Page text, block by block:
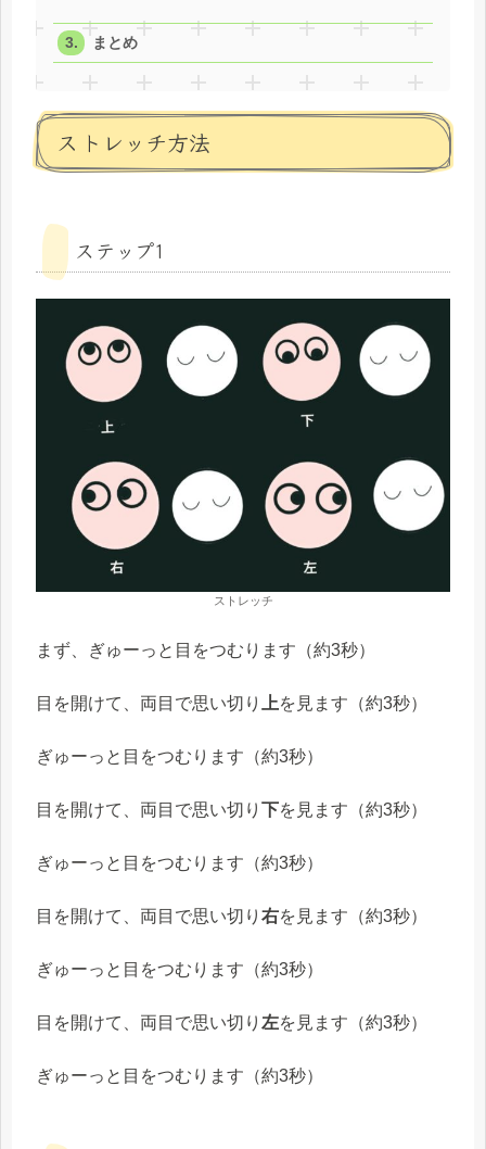
まとめ
ストレッチ方法
ステップ1
ストレッチ
まず、ぎゅーっと目をつむります（約3秒）
目を開けて、両目で思い切り 上を見ます （約3秒）
ぎゅーっと目をつむります（約3秒）
目を開けて、両目で思い切り 下を見ます （約3秒）
ぎゅーっと目をつむります（約3秒）
目を開けて、両目で思い切り 右を見ます （約3秒）
ぎゅーっと目をつむります（約3秒）
目を開けて、両目で思い切り 左を見ます （約3秒）
ぎゅーっと目をつむります（約3秒）